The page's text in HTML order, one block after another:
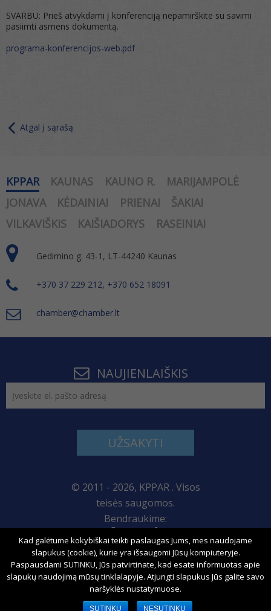
SVARBU: Prieš atvykdami į konferenciją nepamirškite su savimi
pasiimti asmens dokumentą.
programa-konferencijos-web.pdf
Atgal į sąrašą
KPPAR KAUNAS KAUNO R.
MARIJAMPOLĖ
JONAVA
KĖDAINIAI PRIENAI
ŠAKIAI
VILKAVIŠKIS
KAIŠIADORYS RASEINIAI
Gedimino g. 43-1, LT-44240 Kaunas
+370 37 229 212, +370 652 18091
chamber@chamber.lt
NAUJIENLAIŠKIS
UŽSAKYTI
© 2011 - 2026, KPPAR . Visos
teisės saugomos.
Bendraukime:
Svetainės žemėlapis
Kad galėtume kokybiškai teikti paslaugas Jums, mes naudojame
slapukus (cookie), kurie yra išsaugomi Jūsų kompiuteryje.
Paspausdami SUTINKU, Jūs patvirtinate, kad esate informuotas apie
slapukų naudojimą mūsų tinklalapyje. Atjungti slapukus Jūs galite savo
naršyklės nustatymuose.
SUTINKU NESUTINKU